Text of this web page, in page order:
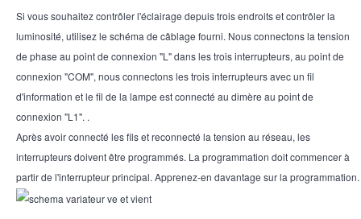
Si vous souhaitez contrôler l'éclairage depuis trois endroits et contrôler la
luminosité, utilisez le schéma de câblage fourni. Nous connectons la tension
de phase au point de connexion "L" dans les trois interrupteurs, au point de
connexion "COM", nous connectons les trois interrupteurs avec un fil
d'information et le fil de la lampe est connecté au dimère au point de
connexion "L1". .
Après avoir connecté les fils et reconnecté la tension au réseau, les
interrupteurs doivent être programmés. La programmation doit commencer à
partir de l'interrupteur principal. Apprenez-en davantage sur la programmation.